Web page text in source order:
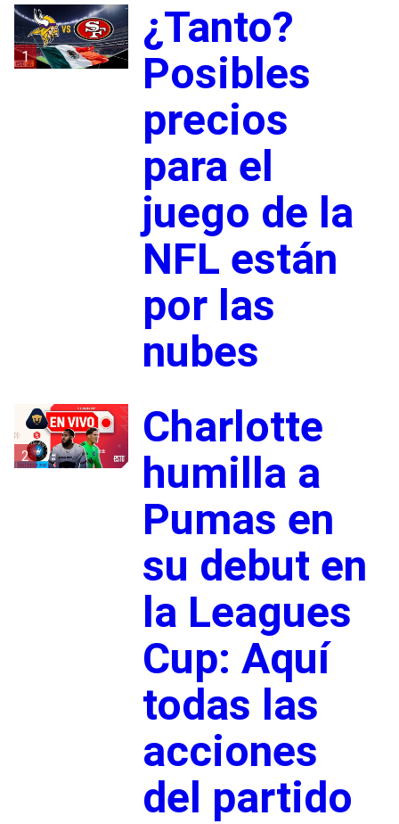
1
¿Tanto?
Posibles
precios
para el
juego de la
NFL están
por las
nubes
2
Charlotte
humilla a
Pumas en
su debut en
la Leagues
Cup: Aquí
todas las
acciones
del partido